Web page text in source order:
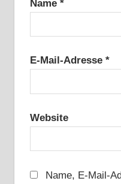
Name *
E-Mail-Adresse *
Website
Name, E-Mail-